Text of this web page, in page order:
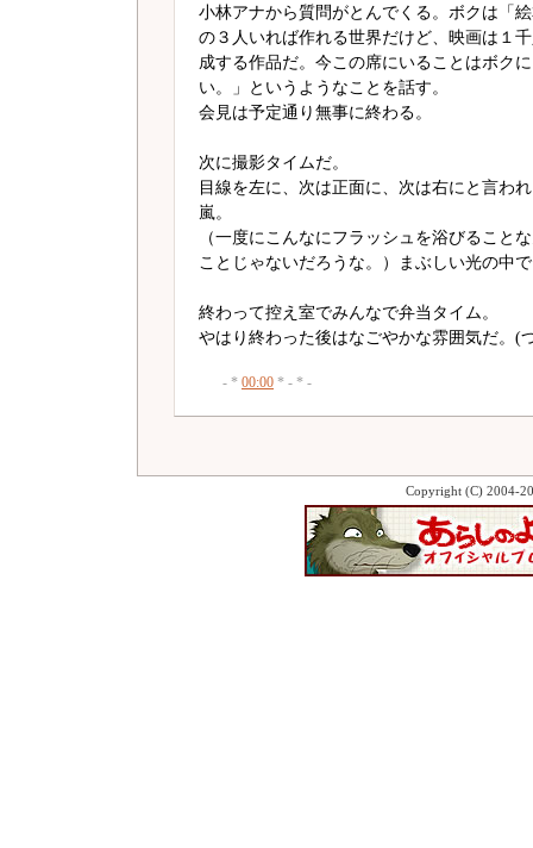
小林アナから質問がとんでくる。ボクは「
の３人いれば作れる世界だけど、映画は１
成する作品だ。今この席にいることはボク
い。」というようなことを話す。
会見は予定通り無事に終わる。
次に撮影タイムだ。
目線を左に、次は正面に、次は右にと言わ
嵐。
（一度にこんなにフラッシュを浴びること
ことじゃないだろうな。）まぶしい光の中
終わって控え室でみんなで弁当タイム。
やはり終わった後はなごやかな雰囲気だ。(
- * 00:00 * - * -
Copyright (C) 2004-